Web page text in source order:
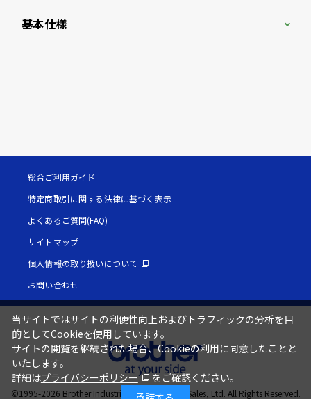
基本仕様
総合ご利用ガイド
特定商取引に関する法律に基づく表示
よくあるご質問(FAQ)
サイトマップ
個人情報の取り扱いについて
お問い合わせ
©1995-2026 Brother Industries, Ltd. / Brother Sales, Ltd. All Rights Reserved.
当サイトではサイトの利便性向上およびトラフィックの分析を目
的としてCookieを使用しています。
サイトの閲覧を継続された場合、Cookieの利用に同意したことと
いたします。
詳細はプライバシーポリシー
をご確認ください。